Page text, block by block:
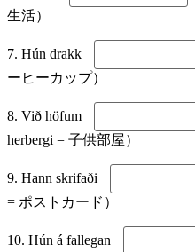
生活）
7. Hún drakk
ーヒーカップ）
8. Við höfum
herbergi = 子供部屋）
9. Hann skrifaði
= ポストカード）
10. Hún á fallegan